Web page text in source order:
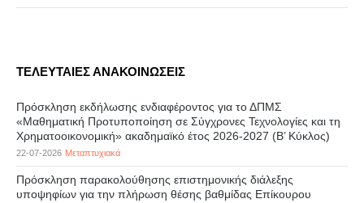
ΤΕΛΕΥΤΑΙΕΣ ΑΝΑΚΟΙΝΩΣΕΙΣ
Πρόσκληση εκδήλωσης ενδιαφέροντος για το ΔΠΜΣ
«Μαθηματική Προτυποποίηση σε Σύγχρονες Τεχνολογίες και τη
Χρηματοοικονομική» ακαδημαϊκό έτος 2026-2027 (B’ Kύκλος)
22-07-2026 Μεταπτυχιακά
Πρόσκληση παρακολούθησης επιστημονικής διάλεξης
υποψηφίων για την πλήρωση θέσης βαθμίδας Επίκουρου